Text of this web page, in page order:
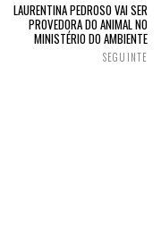
LAURENTINA PEDROSO VAI SER
PROVEDORA DO ANIMAL NO
MINISTÉRIO DO AMBIENTE
SEGUINTE